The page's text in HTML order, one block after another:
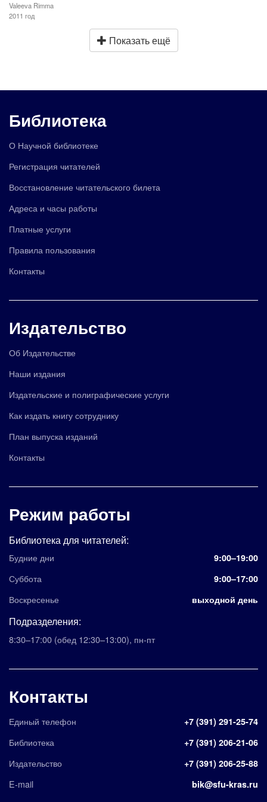
Valeeva Rimma
2011 год
Показать ещё
Библиотека
О Научной библиотеке
Регистрация читателей
Восстановление читательского билета
Адреса и часы работы
Платные услуги
Правила пользования
Контакты
Издательство
Об Издательстве
Наши издания
Издательские и полиграфические услуги
Как издать книгу сотруднику
План выпуска изданий
Контакты
Режим работы
Библиотека для читателей:
Будние дни 9:00–19:00
Суббота 9:00–17:00
Воскресенье выходной день
Подразделения:
8:30–17:00 (обед 12:30–13:00), пн-пт
Контакты
Единый телефон +7 (391) 291-25-74
Библиотека +7 (391) 206-21-06
Издательство +7 (391) 206-25-88
E-mail bik@sfu-kras.ru